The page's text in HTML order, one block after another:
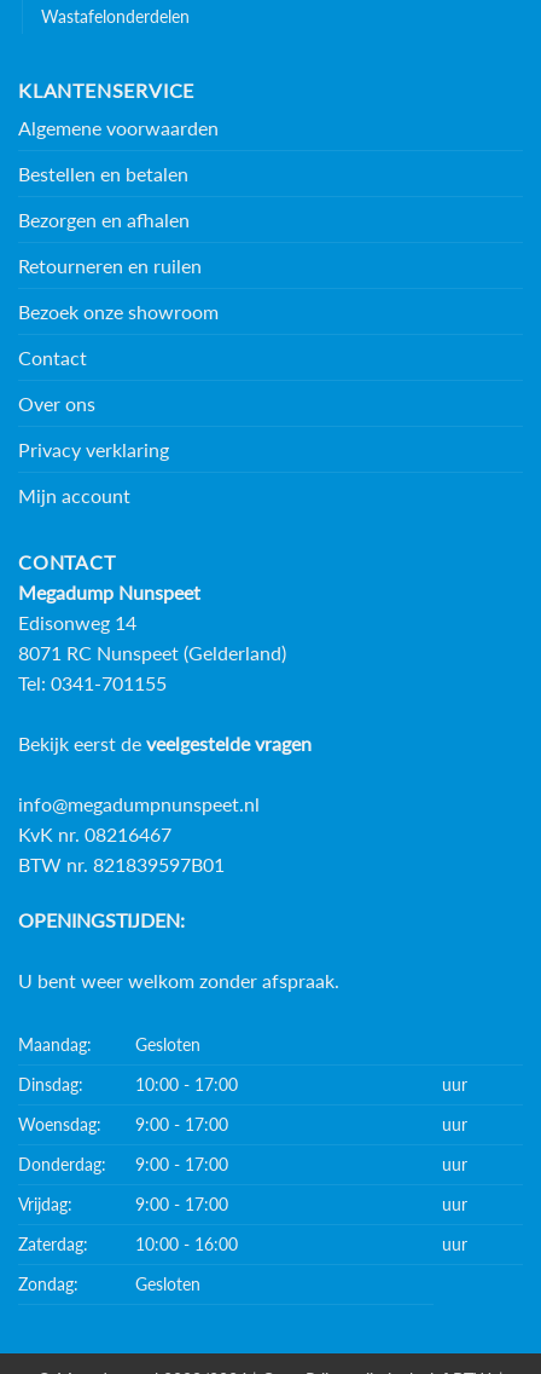
Wastafelonderdelen
KLANTENSERVICE
Algemene voorwaarden
Bestellen en betalen
Bezorgen en afhalen
Retourneren en ruilen
Bezoek onze showroom
Contact
Over ons
Privacy verklaring
Mijn account
CONTACT
Megadump Nunspeet
Edisonweg 14
8071 RC Nunspeet (Gelderland)
Tel: 0341-701155
Bekijk eerst de veelgestelde vragen
info@megadumpnunspeet.nl
KvK nr. 08216467
BTW nr. 821839597B01
OPENINGSTIJDEN:
U bent weer welkom zonder afspraak.
Maandag:
Gesloten
Dinsdag:
10:00 - 17:00
uur
Woensdag:
9:00 - 17:00
uur
Donderdag:
9:00 - 17:00
uur
Vrijdag:
9:00 - 17:00
uur
Zaterdag:
10:00 - 16:00
uur
Zondag:
Gesloten